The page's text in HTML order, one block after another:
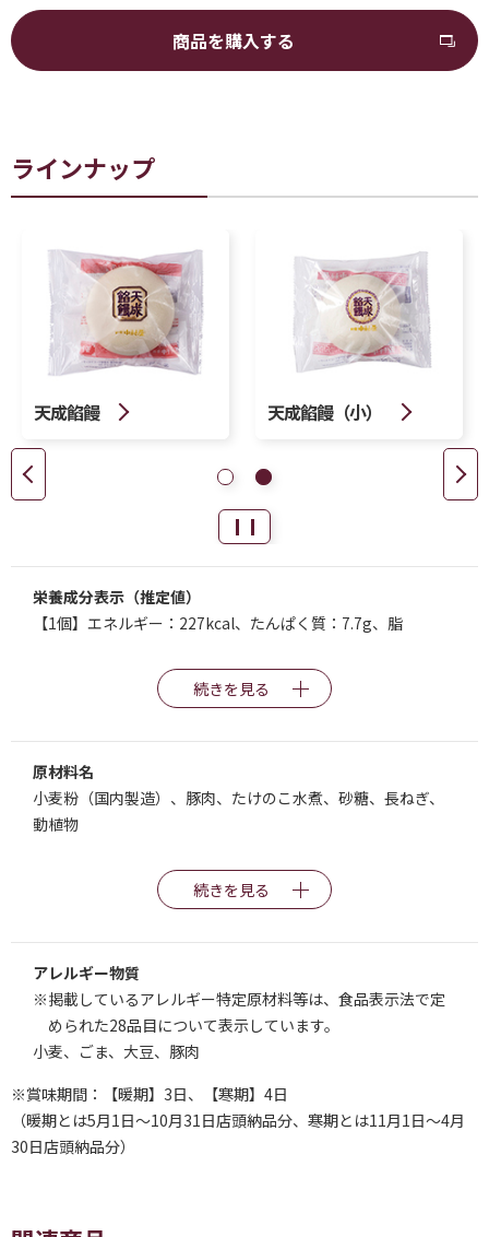
商品を購入する
ラインナップ
天成餡饅 天成餡饅（小）
栄養成分表示（推定値）
【1個】エネルギー：227kcal、たんぱく質：7.7g、脂
続きを見る
原材料名
小麦粉（国内製造）、豚肉、たけのこ水煮、砂糖、長ねぎ、
動植物
続きを見る
アレルギー物質
※掲載しているアレルギー特定原材料等は、食品表示法で定
められた28品目について表示しています。
小麦、ごま、大豆、豚肉
※賞味期間：【暖期】3日、【寒期】4日
（暖期とは5月1日～10月31日店頭納品分、寒期とは11月1日～4月
30日店頭納品分）